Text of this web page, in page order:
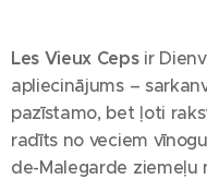
Les Vieux Cepsir
apliecinājums –
pazīstamo, bet ļoti
radīts no veciem
de-Malegarde ziemeļu